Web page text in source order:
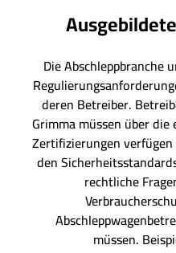
Die
deren Betreiber.
Grimma müssen über
Zertifizierungen
den
rechtliche
müssen.